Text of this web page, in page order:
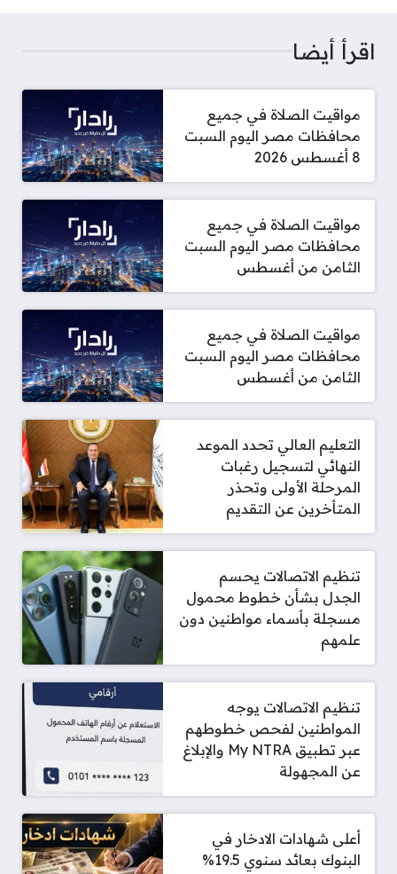
اقرأ أيضا
مواقيت الصلاة في جميع
محافظات مصر اليوم السبت
8 أغسطس 2026
مواقيت الصلاة في جميع
محافظات مصر اليوم السبت
الثامن من أغسطس
مواقيت الصلاة في جميع
محافظات مصر اليوم السبت
الثامن من أغسطس
التعليم العالي تحدد الموعد
النهائي لتسجيل رغبات
المرحلة الأولى وتحذر
المتأخرين عن التقديم
تنظيم الاتصالات يحسم
الجدل بشأن خطوط محمول
مسجلة بأسماء مواطنين دون
علمهم
تنظيم الاتصالات يوجه
المواطنين لفحص خطوطهم
عبر تطبيق My NTRA والإبلاغ
عن المجهولة
أعلى شهادات الادخار في
البنوك بعائد سنوي 19.5%